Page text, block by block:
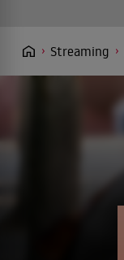
Streaming